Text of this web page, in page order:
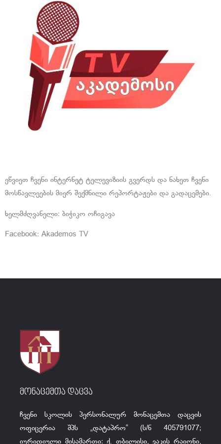
ეწვიეთ ჩვენი ინტერნეტ ტელევიზიის გვერდს და ნახეთ ჩვენი
მოსწავლეების მიერ შექმნილი რეპორტაჟები და გადაცემები.
ხელმძღვანელი: ბიჭიკო ოჩიგავა
Facebook: Akademos TV
მონაცემთა დაცვა
ჩვენი სკოლის პერსონალურ მონაცემთა დაცვის
ოფიცერია შპს „დატაპრო“ (ს/ნ 405791077;
იურიდიული მისამართი: ქ. თბილისი, ვაკის რაიონი,